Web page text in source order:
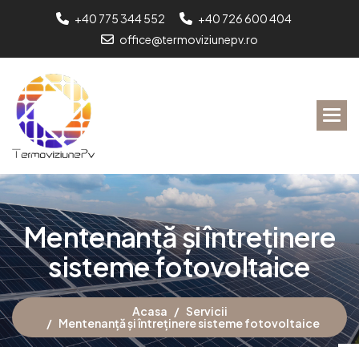
+40 775 344 552
+40 726 600 404
office@termoviziunepv.ro
Mentenanțășiîntreținere
sistemefotovoltaice
Acasa
Servicii
Mentenanță și întreținere sisteme fotovoltaice